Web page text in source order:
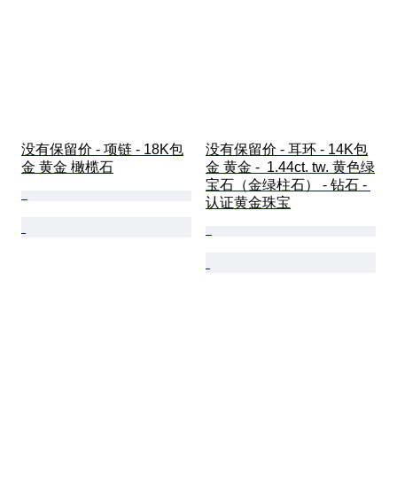
没有保留价 - 项链 - 18K包
金 黄金 橄榄石
没有保留价 - 耳环 - 14K包
金 黄金 -  1.44ct. tw. 黄色绿
宝石（金绿柱石） - 钻石 -
认证黄金珠宝